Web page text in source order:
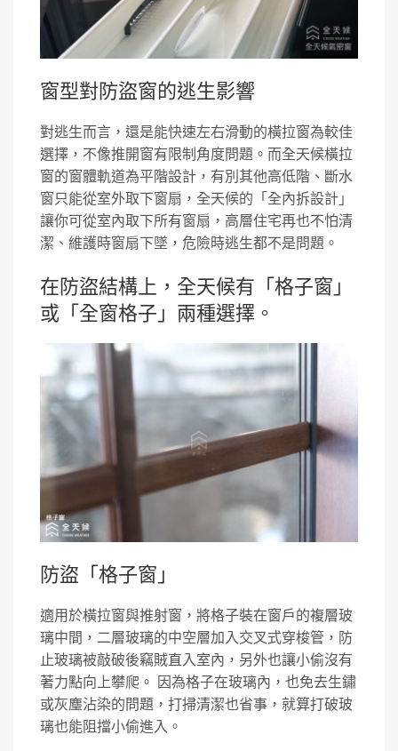
窗型對防盜窗的逃生影響
對逃生而言，還是能快速左右滑動的橫拉窗為較佳
選擇，不像推開窗有限制角度問題。而全天候橫拉
窗的窗體軌道為平階設計，有別其他高低階、斷水
窗只能從室外取下窗扇，全天候的「全內拆設計」
讓你可從室內取下所有窗扇，高層住宅再也不怕清
潔、維護時窗扇下墜，危險時逃生都不是問題。
在防盜結構上，全天候有「格子窗」
或「全窗格子」兩種選擇。
防盜「格子窗」
適用於橫拉窗與推射窗，將格子裝在窗戶的複層玻
璃中間，二層玻璃的中空層加入交叉式穿梭管，防
止玻璃被敲破後竊賊直入室內，另外也讓小偷沒有
著力點向上攀爬。 因為格子在玻璃內，也免去生鏽
或灰塵沾染的問題，打掃清潔也省事，就算打破玻
璃也能阻擋小偷進入。